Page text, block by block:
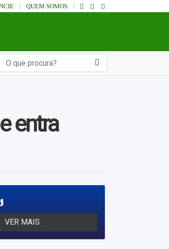
QUEM SOMOS
entra
VER MAIS